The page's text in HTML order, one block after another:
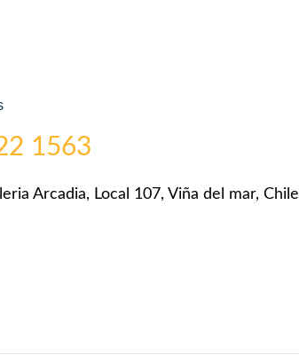
1563
Arcadia, Local 107, Viña del mar, Chile